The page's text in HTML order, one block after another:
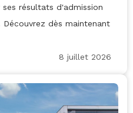
résultats d'admission
dès maintenant
8 juillet 2026